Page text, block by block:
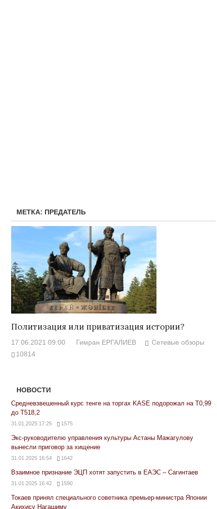
МЕТКА: ПРЕДАТЕЛЬ
Политизация или приватизация истории?
17.06.2021 09:00 Гимран ЕРГАЛИЕВ
Сетевые обзоры
10814
НОВОСТИ
Средневзвешенный курс тенге на торгах KASE подорожал на Т0,99
до Т518,2
31.01.2025 17:25 1575
Экс-руководителю управления культуры Астаны Мажагулову
вынесли приговор за хищение
31.01.2025 16:54 1642
Взаимное признание ЭЦП хотят запустить в ЕАЭС – Сагинтаев
31.01.2025 16:42 1590
Токаев принял специального советника премьер-министра Японии
Акихису Нагашиму